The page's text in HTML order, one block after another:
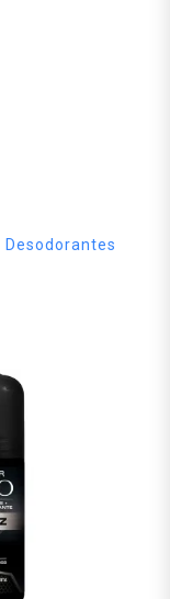
Desodorantes